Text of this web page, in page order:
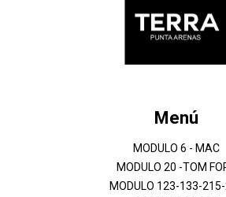
Menú
MODULO 6 - MAC
MODULO 20 -TOM
MODULO 123-133-